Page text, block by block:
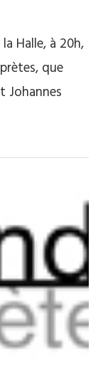
Halle, à 20h,
que